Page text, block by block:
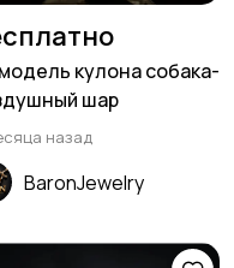
кулона собака-
шар
назад
BaronJewelry